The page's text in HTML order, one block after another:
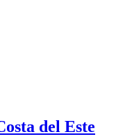
del Este